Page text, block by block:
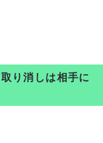
り消しは相手に